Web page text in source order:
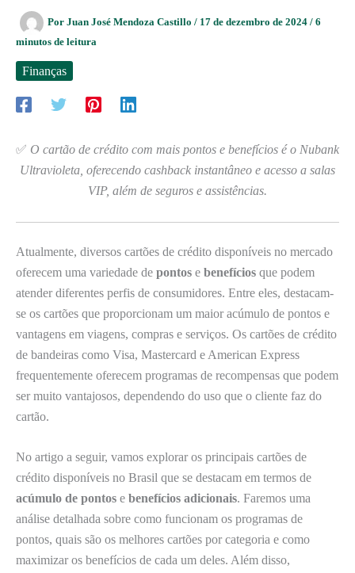
Por Juan José Mendoza Castillo / 17 de dezembro de 2024 / 6
minutos de leitura
Finanças
✅ O cartão de crédito com mais pontos e benefícios é o Nubank
Ultravioleta, oferecendo cashback instantâneo e acesso a salas
VIP, além de seguros e assistências.
Atualmente, diversos cartões de crédito disponíveis no mercado
oferecem uma variedade de pontos e benefícios que podem
atender diferentes perfis de consumidores. Entre eles, destacam-
se os cartões que proporcionam um maior acúmulo de pontos e
vantagens em viagens, compras e serviços. Os cartões de crédito
de bandeiras como Visa, Mastercard e American Express
frequentemente oferecem programas de recompensas que podem
ser muito vantajosos, dependendo do uso que o cliente faz do
cartão.
No artigo a seguir, vamos explorar os principais cartões de
crédito disponíveis no Brasil que se destacam em termos de
acúmulo de pontos e benefícios adicionais. Faremos uma
análise detalhada sobre como funcionam os programas de
pontos, quais são os melhores cartões por categoria e como
maximizar os benefícios de cada um deles. Além disso,